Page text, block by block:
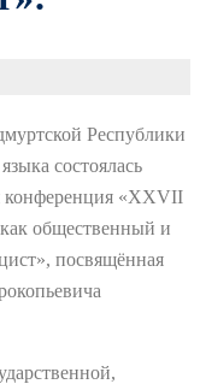
Республики
состоялась
конференция «XXVII
общественный и
посвящённая